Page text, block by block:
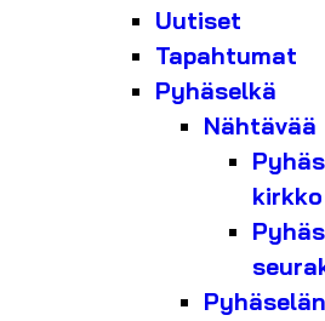
Uutiset
Tapahtumat
Pyhäselkä
Nähtävää
kirkko
Pyhäselän